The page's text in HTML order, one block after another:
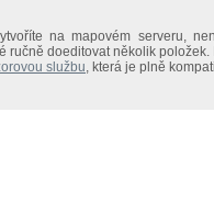
na mapovém serveru,
ručně doeditovat několik
službu, která je plně